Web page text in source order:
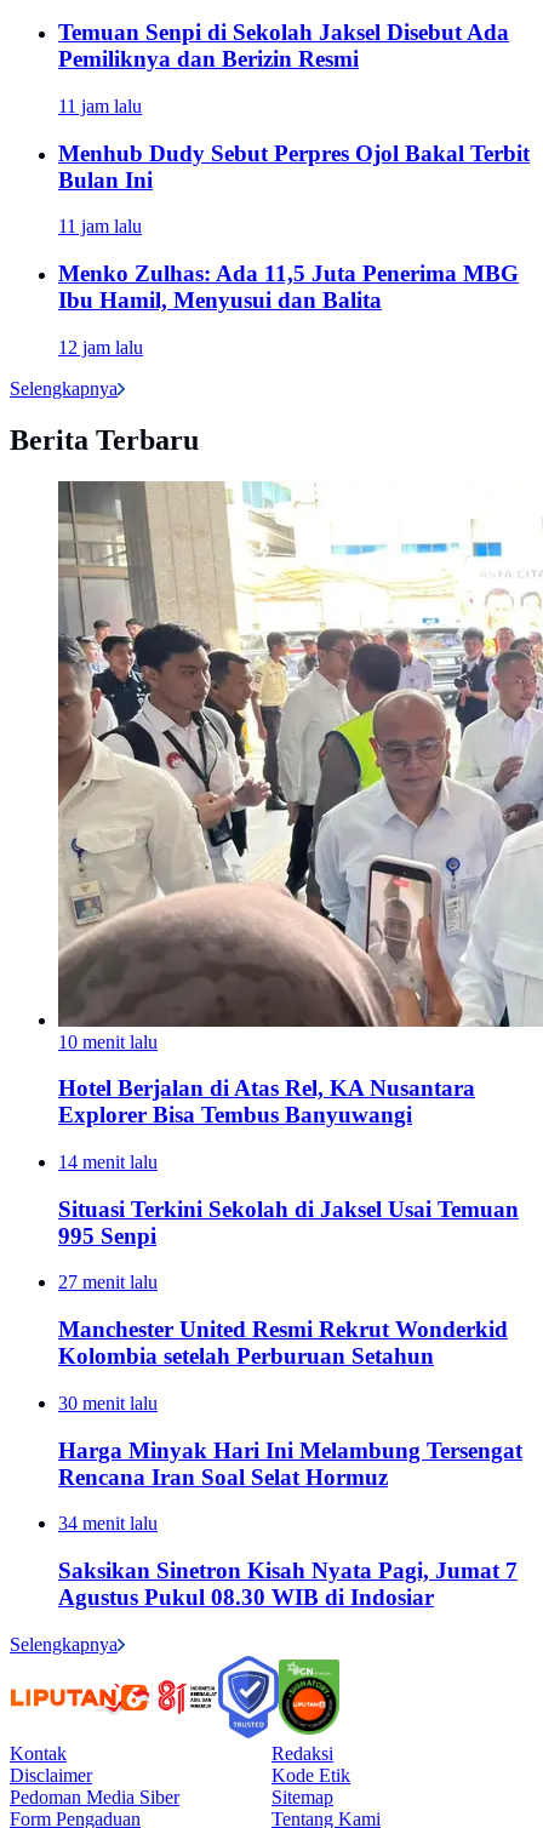
Temuan Senpi di Sekolah Jaksel Disebut Ada
Pemiliknya dan Berizin Resmi
11 jam lalu
Menhub Dudy Sebut Perpres Ojol Bakal Terbit
Bulan Ini
11 jam lalu
Menko Zulhas: Ada 11,5 Juta Penerima MBG
Ibu Hamil, Menyusui dan Balita
12 jam lalu
Selengkapnya
Berita Terbaru
10 menit lalu
Hotel Berjalan di Atas Rel, KA Nusantara
Explorer Bisa Tembus Banyuwangi
14 menit lalu
Situasi Terkini Sekolah di Jaksel Usai Temuan
995 Senpi
27 menit lalu
Manchester United Resmi Rekrut Wonderkid
Kolombia setelah Perburuan Setahun
30 menit lalu
Harga Minyak Hari Ini Melambung Tersengat
Rencana Iran Soal Selat Hormuz
34 menit lalu
Saksikan Sinetron Kisah Nyata Pagi, Jumat 7
Agustus Pukul 08.30 WIB di Indosiar
Selengkapnya
Kontak
Redaksi
Disclaimer
Kode Etik
Pedoman Media Siber
Sitemap
Form Pengaduan
Tentang Kami